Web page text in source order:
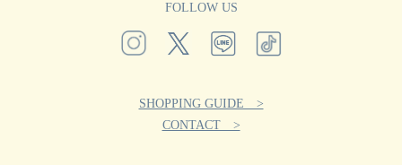
FOLLOW US
SHOPPING GUIDE >
CONTACT >